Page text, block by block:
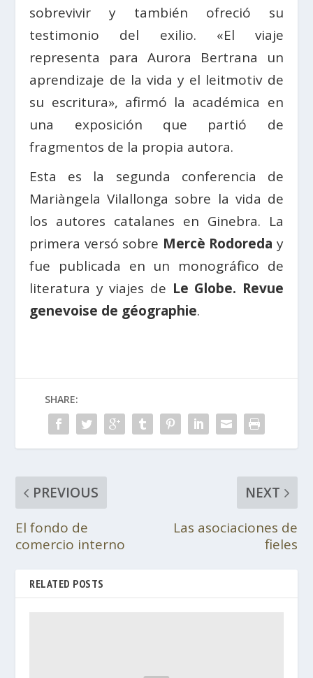
sobrevivir y también ofreció su
testimonio del exilio. «El viaje
representa para Aurora Bertrana un
aprendizaje de la vida y el leitmotiv de
su escritura», afirmó la académica en
una exposición que partió de
fragmentos de la propia autora.
Esta es la segunda conferencia de
Mariàngela Vilallonga sobre la vida de
los autores catalanes en Ginebra. La
primera versó sobre Mercè Rodoreda y
fue publicada en un monográfico de
literatura y viajes de Le Globe. Revue
genevoise de géographie.
SHARE:
PREVIOUS
El fondo de
comercio interno
NEXT
Las asociaciones de
fieles
RELATED POSTS